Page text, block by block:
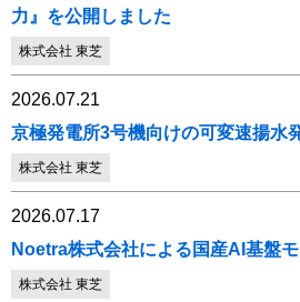
力』を公開しました
株式会社 東芝
2026.07.21
京極発電所3号機向けの可変速揚水
株式会社 東芝
2026.07.17
Noetra株式会社による国産AI基盤
株式会社 東芝